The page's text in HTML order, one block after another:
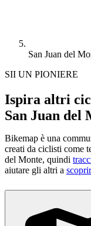
San Juan del
SII UN PIONIERE
Ispira altri
San Juan del
Bikemap è una
creati da ciclisti come
del Monte, quindi
aiutare gli altri a